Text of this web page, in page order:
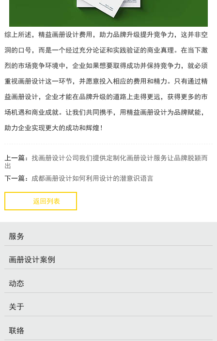
综上所述，精益画册设计费用，助力品牌升级提升竞争力，这并非空
洞的口号，而是一个经过充分论证和实践验证的商业真理。在当下激
烈的市场竞争环境中，企业如果想要取得成功并保持竞争力，就必须
重视画册设计这一环节，并愿意投入相应的费用和精力。只有通过精
益画册设计，企业才能在品牌升级的道路上走得更远，获得更多的市
场机遇和商业成就。让我们共同携手，用精益画册设计为品牌赋能，
助力企业实现更大的成功和辉煌！
上一篇： 找画册设计公司我们提供定制化画册设计服务让品牌脱颖而
出
下一篇： 成都画册设计如何利用设计的潜意识语言
返回列表
服务
画册设计案例
动态
关于
联络